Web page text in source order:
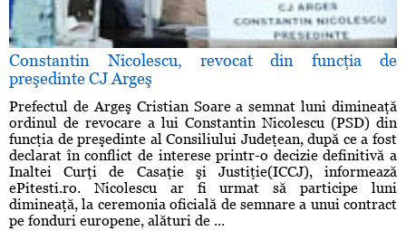
Constantin Nicolescu, revocat din funcţia de
preşedinte CJ Argeş
Prefectul de Argeş Cristian Soare a semnat luni dimineaţă
ordinul de revocare a lui Constantin Nicolescu (PSD) din
funcţia de preşedinte al Consiliului Judeţean, după ce a fost
declarat în conflict de interese printr-o decizie definitivă a
Inaltei Curţi de Casaţie şi Justiţie(ICCJ), informează
ePitesti.ro. Nicolescu ar fi urmat să participe luni
dimineaţă, la ceremonia oficială de semnare a unui contract
pe fonduri europene, alături de ...